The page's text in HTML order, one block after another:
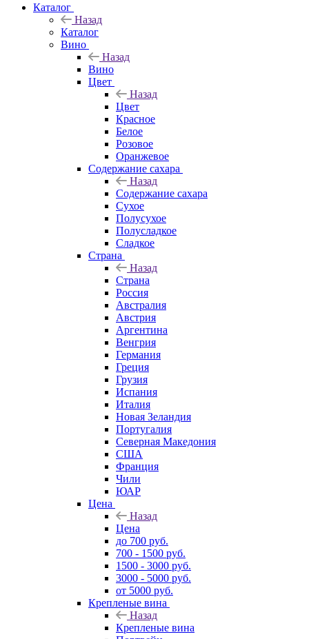
Каталог
Назад
Каталог
Вино
Назад
Вино
Цвет
Назад
Цвет
Красное
Белое
Розовое
Оранжевое
Содержание сахара
Назад
Содержание сахара
Сухое
Полусухое
Полусладкое
Сладкое
Страна
Назад
Страна
Россия
Австралия
Австрия
Аргентина
Венгрия
Германия
Греция
Грузия
Испания
Италия
Новая Зеландия
Португалия
Северная Македония
США
Франция
Чили
ЮАР
Цена
Назад
Цена
до 700 руб.
700 - 1500 руб.
1500 - 3000 руб.
3000 - 5000 руб.
от 5000 руб.
Крепленые вина
Назад
Крепленые вина